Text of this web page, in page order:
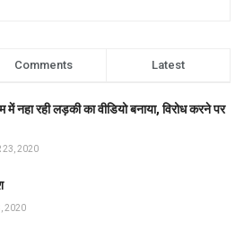
Comments Latest
में नहा रही लड़की का वीडियो बनाया, विरोध करने पर
23, 2020
2020